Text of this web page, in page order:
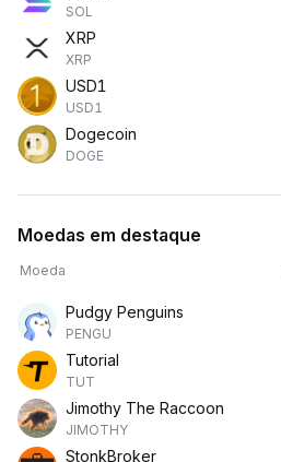
SOL
XRP
XRP
USD1
USD1
Dogecoin
DOGE
Moedas em destaque
Moeda
Pudgy Penguins
PENGU
Tutorial
TUT
Jimothy The Raccoon
JIMOTHY
StonkBroker